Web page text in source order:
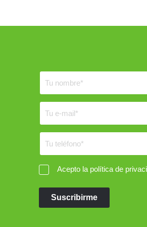
Acepto la política de
Suscribirme